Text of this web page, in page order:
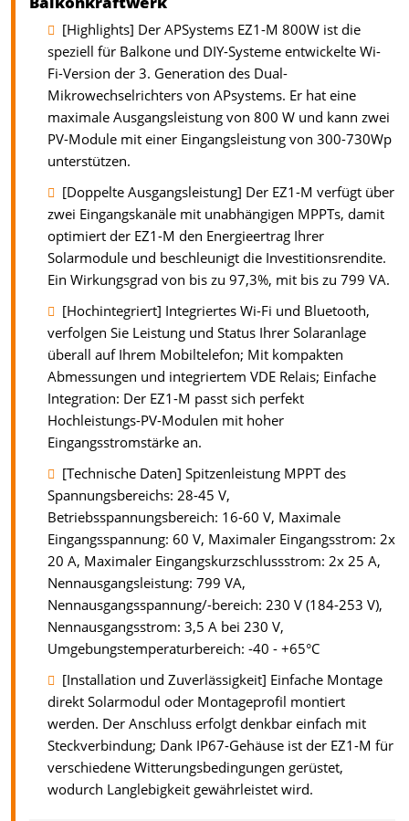
[Highlights] Der APSystems EZ1-M 800W ist die
speziell für Balkone und DIY-Systeme entwickelte Wi-
Fi-Version der 3. Generation des Dual-
Mikrowechselrichters von APsystems. Er hat eine
maximale Ausgangsleistung von 800 W und kann zwei
PV-Module mit einer Eingangsleistung von 300-730Wp
unterstützen.
[Doppelte Ausgangsleistung] Der EZ1-M verfügt über
zwei Eingangskanäle mit unabhängigen MPPTs, damit
optimiert der EZ1-M den Energieertrag Ihrer
Solarmodule und beschleunigt die Investitionsrendite.
Ein Wirkungsgrad von bis zu 97,3%, mit bis zu 799 VA.
[Hochintegriert] Integriertes Wi-Fi und Bluetooth,
verfolgen Sie Leistung und Status Ihrer Solaranlage
überall auf Ihrem Mobiltelefon; Mit kompakten
Abmessungen und integriertem VDE Relais; Einfache
Integration: Der EZ1-M passt sich perfekt
Hochleistungs-PV-Modulen mit hoher
Eingangsstromstärke an.
[Technische Daten] Spitzenleistung MPPT des
Spannungsbereichs: 28-45 V,
Betriebsspannungsbereich: 16-60 V, Maximale
Eingangsspannung: 60 V, Maximaler Eingangsstrom: 2x
20 A, Maximaler Eingangskurzschlussstrom: 2x 25 A,
Nennausgangsleistung: 799 VA,
Nennausgangsspannung/-bereich: 230 V (184-253 V),
Nennausgangsstrom: 3,5 A bei 230 V,
Umgebungstemperaturbereich: -40 - +65°C
[Installation und Zuverlässigkeit] Einfache Montage
direkt Solarmodul oder Montageprofil montiert
werden. Der Anschluss erfolgt denkbar einfach mit
Steckverbindung; Dank IP67-Gehäuse ist der EZ1-M für
verschiedene Witterungsbedingungen gerüstet,
wodurch Langlebigkeit gewährleistet wird.